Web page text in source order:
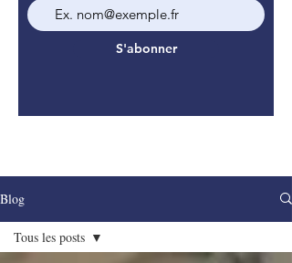
S'abonner
Blog
Tous les posts